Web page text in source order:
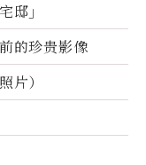
邸」
的珍贵影像
片）